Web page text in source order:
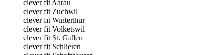
clever fit Aarau
clever fit Zuchwil
clever fit Winterthur
clever fit Volketswil
clever fit St. Gallen
clever fit Schlieren